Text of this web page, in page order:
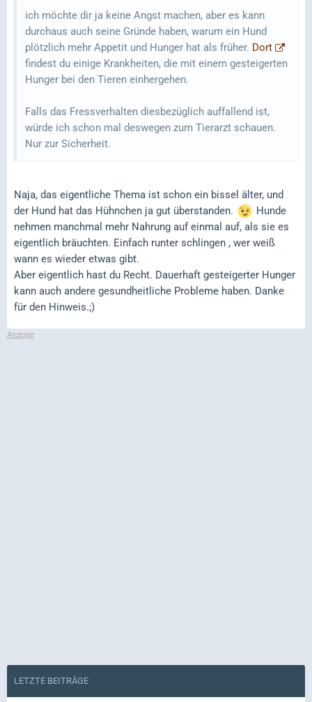
ich möchte dir ja keine Angst machen, aber es kann
durchaus auch seine Gründe haben, warum ein Hund
plötzlich mehr Appetit und Hunger hat als früher. Dort
findest du einige Krankheiten, die mit einem gesteigerten
Hunger bei den Tieren einhergehen.
Falls das Fressverhalten diesbezüglich auffallend ist,
würde ich schon mal deswegen zum Tierarzt schauen.
Nur zur Sicherheit.
Naja, das eigentliche Thema ist schon ein bissel älter, und
der Hund hat das Hühnchen ja gut überstanden.
Hunde
nehmen manchmal mehr Nahrung auf einmal auf, als sie es
eigentlich bräuchten. Einfach runter schlingen , wer weiß
wann es wieder etwas gibt.
Aber eigentlich hast du Recht. Dauerhaft gesteigerter Hunger
kann auch andere gesundheitliche Probleme haben. Danke
für den Hinweis.;)
LETZTE BEITRÄGE